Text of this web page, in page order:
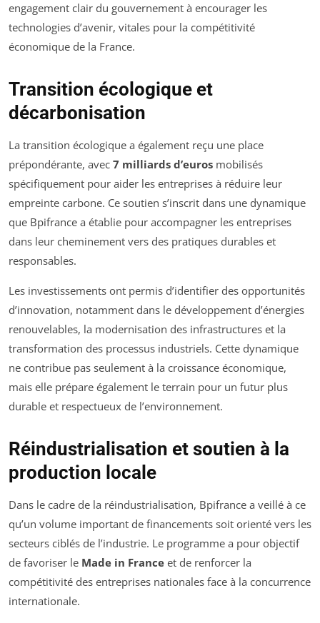
engagement clair du gouvernement à encourager les
technologies d’avenir, vitales pour la compétitivité
économique de la France.
Transition écologique et
décarbonisation
La transition écologique a également reçu une place
prépondérante, avec 7 milliards d’euros mobilisés
spécifiquement pour aider les entreprises à réduire leur
empreinte carbone. Ce soutien s’inscrit dans une dynamique
que Bpifrance a établie pour accompagner les entreprises
dans leur cheminement vers des pratiques durables et
responsables.
Les investissements ont permis d’identifier des opportunités
d’innovation, notamment dans le développement d’énergies
renouvelables, la modernisation des infrastructures et la
transformation des processus industriels. Cette dynamique
ne contribue pas seulement à la croissance économique,
mais elle prépare également le terrain pour un futur plus
durable et respectueux de l’environnement.
Réindustrialisation et soutien à la
production locale
Dans le cadre de la réindustrialisation, Bpifrance a veillé à ce
qu’un volume important de financements soit orienté vers les
secteurs ciblés de l’industrie. Le programme a pour objectif
de favoriser le Made in France et de renforcer la
compétitivité des entreprises nationales face à la concurrence
internationale.